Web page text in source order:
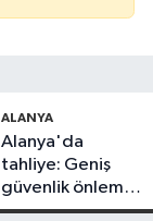
ALANYA
Alanya'da
tahliye: Geniş
güvenlik önlemi
alındı